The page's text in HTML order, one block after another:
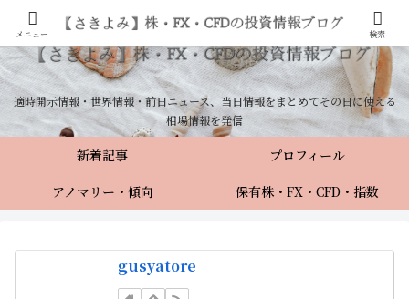
適時開示情報・世界情報・前日ニュース、当日情報をまとめてその日に使える
相場情報を発信
新着記事
プロフィール
アノマリー・傾向
保有株・FX・CFD・指数
gusyatore
メニュー 検索